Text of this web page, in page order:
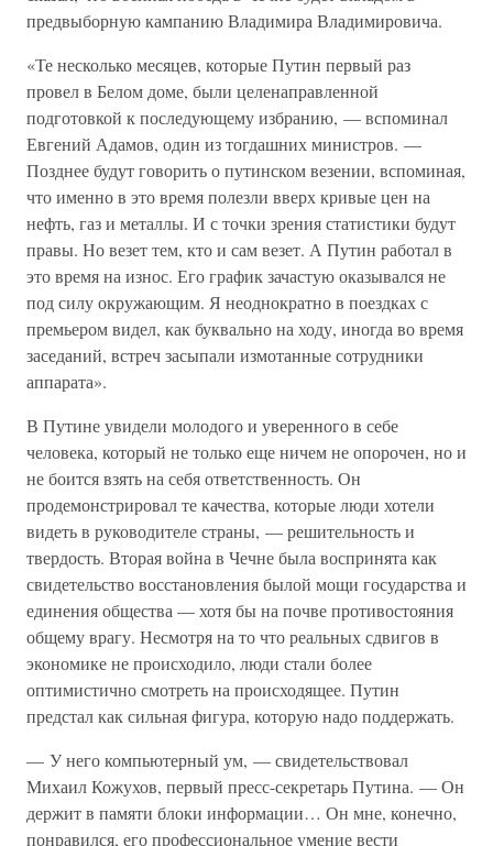
предвыборную кампанию Владимира Владимировича.
«Те несколько месяцев, которые Путин первый раз
провел в Белом доме, были целенаправленной
подготовкой к последующему избранию, — вспоминал
Евгений Адамов, один из тогдашних министров. —
Позднее будут говорить о путинском везении, вспоминая,
что именно в это время полезли вверх кривые цен на
нефть, газ и металлы. И с точки зрения статистики будут
правы. Но везет тем, кто и сам везет. А Путин работал в
это время на износ. Его график зачастую оказывался не
под силу окружающим. Я неоднократно в поездках с
премьером видел, как буквально на ходу, иногда во время
заседаний, встреч засыпали измотанные сотрудники
аппарата».
В Путине увидели молодого и уверенного в себе
человека, который не только еще ничем не опорочен, но и
не боится взять на себя ответственность. Он
продемонстрировал те качества, которые люди хотели
видеть в руководителе страны, — решительность и
твердость. Вторая война в Чечне была воспринята как
свидетельство восстановления былой мощи государства и
единения общества — хотя бы на почве противостояния
общему врагу. Несмотря на то что реальных сдвигов в
экономике не происходило, люди стали более
оптимистично смотреть на происходящее. Путин
предстал как сильная фигура, которую надо поддержать.
— У него компьютерный ум, — свидетельствовал
Михаил Кожухов, первый пресс-секретарь Путина. — Он
держит в памяти блоки информации… Он мне, конечно,
понравился, его профессиональное умение вести